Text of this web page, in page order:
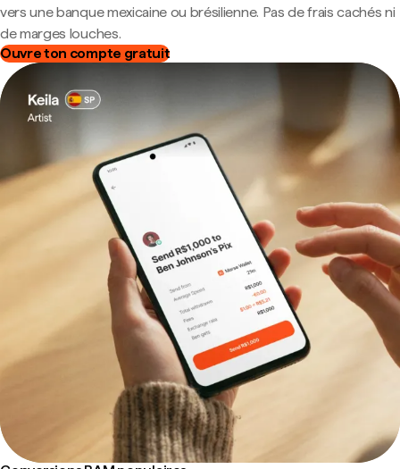
vers une banque mexicaine ou brésilienne. Pas de frais cachés ni
de marges louches.
Ouvre ton compte gratuit